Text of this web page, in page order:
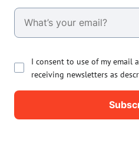
I consent to use of my email
receiving newsletters as